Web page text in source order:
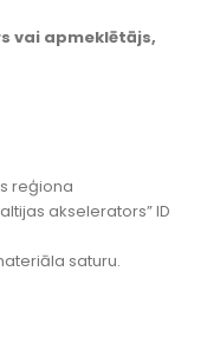
vai apmeklētājs,
reģiona
akselerators” ID
saturu.